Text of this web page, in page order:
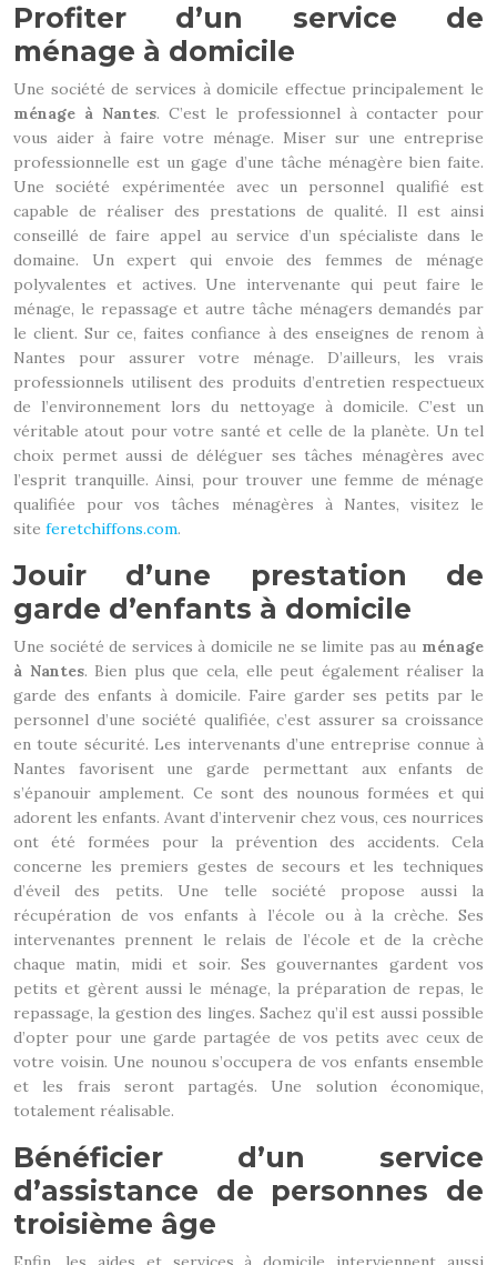
Profiter d’un service de
ménage à domicile
Une société de services à domicile effectue principalement le
ménage à Nantes. C’est le professionnel à contacter pour
vous aider à faire votre ménage. Miser sur une entreprise
professionnelle est un gage d’une tâche ménagère bien faite.
Une société expérimentée avec un personnel qualifié est
capable de réaliser des prestations de qualité. Il est ainsi
conseillé de faire appel au service d’un spécialiste dans le
domaine. Un expert qui envoie des femmes de ménage
polyvalentes et actives. Une intervenante qui peut faire le
ménage, le repassage et autre tâche ménagers demandés par
le client. Sur ce, faites confiance à des enseignes de renom à
Nantes pour assurer votre ménage. D’ailleurs, les vrais
professionnels utilisent des produits d’entretien respectueux
de l’environnement lors du nettoyage à domicile. C’est un
véritable atout pour votre santé et celle de la planète. Un tel
choix permet aussi de déléguer ses tâches ménagères avec
l’esprit tranquille. Ainsi, pour trouver une femme de ménage
qualifiée pour vos tâches ménagères à Nantes, visitez le
site feretchiffons.com.
Jouir d’une prestation de
garde d’enfants à domicile
Une société de services à domicile ne se limite pas au ménage
à Nantes. Bien plus que cela, elle peut également réaliser la
garde des enfants à domicile. Faire garder ses petits par le
personnel d’une société qualifiée, c’est assurer sa croissance
en toute sécurité. Les intervenants d’une entreprise connue à
Nantes favorisent une garde permettant aux enfants de
s’épanouir amplement. Ce sont des nounous formées et qui
adorent les enfants. Avant d’intervenir chez vous, ces nourrices
ont été formées pour la prévention des accidents. Cela
concerne les premiers gestes de secours et les techniques
d’éveil des petits. Une telle société propose aussi la
récupération de vos enfants à l’école ou à la crèche. Ses
intervenantes prennent le relais de l’école et de la crèche
chaque matin, midi et soir. Ses gouvernantes gardent vos
petits et gèrent aussi le ménage, la préparation de repas, le
repassage, la gestion des linges. Sachez qu’il est aussi possible
d’opter pour une garde partagée de vos petits avec ceux de
votre voisin. Une nounou s’occupera de vos enfants ensemble
et les frais seront partagés. Une solution économique,
totalement réalisable.
Bénéficier d’un service
d’assistance de personnes de
troisième âge